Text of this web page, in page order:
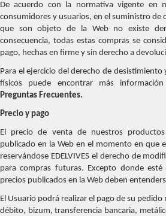
De acuerdo con la normativa vigente en
consumidores y usuarios, en el suministro de
que son objeto de la Web no existe
consecuencia, todas estas compras se
pago, hechas en firme y sin derecho a
Para el ejercicio del derecho de
físicos puede encontrar más
Preguntas Frecuentes.
Precio y pago
El precio de venta de nuestros
publicado en la Web en el momento en que
reservándose EDELVIVES el derecho de
para compras futuras. Excepto donde esté
precios publicados en la Web deben
El Usuario podrá realizar el pago de su
débito, bizum, transferencia bancaria,